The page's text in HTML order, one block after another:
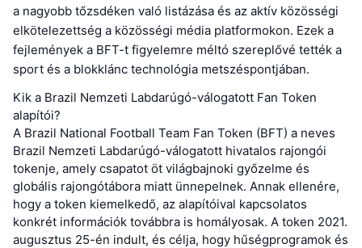
a nagyobb tőzsdéken való listázása és az aktív közösségi
elkötelezettség a közösségi média platformokon. Ezek a
fejlemények a BFT-t figyelemre méltó szereplővé tették a
sport és a blokklánc technológia metszéspontjában.
Kik a Brazil Nemzeti Labdarúgó-válogatott Fan Token
alapítói?
A Brazil National Football Team Fan Token (BFT) a neves
Brazil Nemzeti Labdarúgó-válogatott hivatalos rajongói
tokenje, amely csapatot öt világbajnoki győzelme és
globális rajongótábora miatt ünnepelnek. Annak ellenére,
hogy a token kiemelkedő, az alapítóival kapcsolatos
konkrét információk továbbra is homályosak. A token 2021.
augusztus 25-én indult, és célja, hogy hűségprogramok és